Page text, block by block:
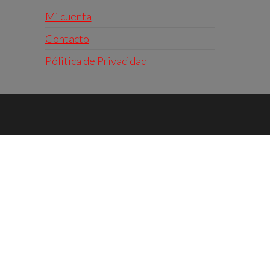
Mi cuenta
Contacto
Pólitica de Privacidad